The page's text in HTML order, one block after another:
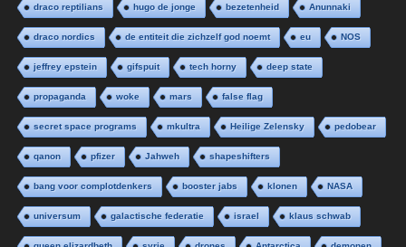
draco reptilians hugo de jonge bezetenheid Anunnaki
draco nordics de entiteit die zichzelf god noemt eu NOS
jeffrey epstein gifspuit tech horny deep state
propaganda woke mars false flag
secret space programs mkultra Heilige Zelensky pedobear
qanon pfizer Jahweh shapeshifters
bang voor complotdenkers booster jabs klonen NASA
universum galactische federatie israel klaus schwab